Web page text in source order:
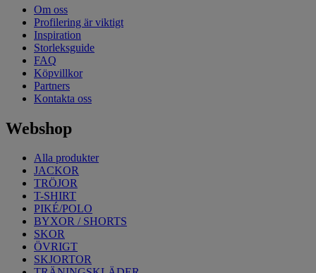
Om oss
Profilering är viktigt
Inspiration
Storleksguide
FAQ
Köpvillkor
Partners
Kontakta oss
Webshop
Alla produkter
JACKOR
TRÖJOR
T-SHIRT
PIKÉ/POLO
BYXOR / SHORTS
SKOR
ÖVRIGT
SKJORTOR